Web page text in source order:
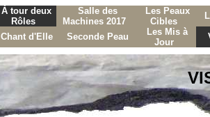
À tour deux
Rôles
Salle des
Machines 2017
Les Peaux
Cibles
Chant d'Elle
Seconde Peau
Les Mis à
Jour